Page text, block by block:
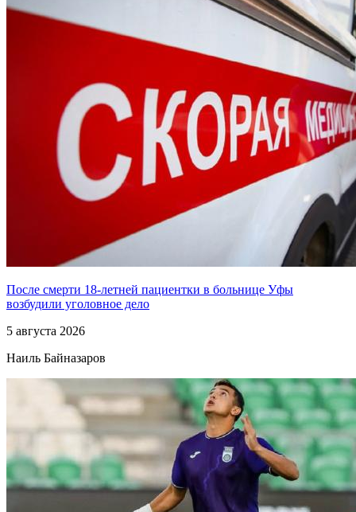
После смерти 18-летней пациентки в больнице Уфы
возбудили уголовное дело
5 августа 2026
Наиль Байназаров